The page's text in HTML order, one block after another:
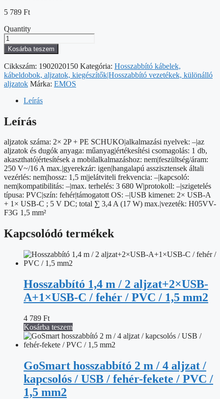
5 789 Ft
Quantity
EMOS
HOSSZABBÍTÓ
2ALJ.+2×USB
A+1×USB
C,
1,5M
mennyiség
Kosárba teszem
Cikkszám: 1902020150 Kategória: Hosszabbító kábelek,
kábeldobok, aljzatok, kiegészítők|Hosszabbító vezetékek, különálló
aljzatok Márka: EMOS
Leírás
Leírás
aljzatok száma: 2× 2P + PE SCHUKO|alkalmazási nyelvek: –|az
aljzatok és dugók anyaga: műanyag|értékesítési csomagolás: 1 db,
akasztható|értesítések a mobilalkalmazáshoz: nem|feszültség/áram:
250 V~/16 A max.|gyerekzár: igen|hangalapú asszisztensek általi
vezérlés: nem|hossz: 1,5 m|jelátviteli frekvencia: –|kapcsoló:
nem|kompatibilitás: –|max. terhelés: 3 680 W|protokoll: –|szigetelés
típusa: PVC|szín: fehér|támogatott OS: –|USB kimenet: 2× USB-A
+ 1× USB-C ; 5 V DC; total ∑ 3,4 A (17 W) max.|vezeték: H05VV-
F3G 1,5 mm²
Kapcsolódó termékek
Hosszabbító 1,4 m / 2 aljzat+2×USB-
A+1×USB-C / fehér / PVC / 1,5 mm2
4 789 Ft
Kosárba teszem
GoSmart hosszabbító 2 m / 4 aljzat /
kapcsolós / USB / fehér-fekete / PVC /
1,5 mm2